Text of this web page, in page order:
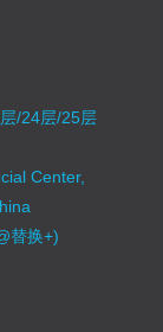
/24层/25层
Center,
替换+)